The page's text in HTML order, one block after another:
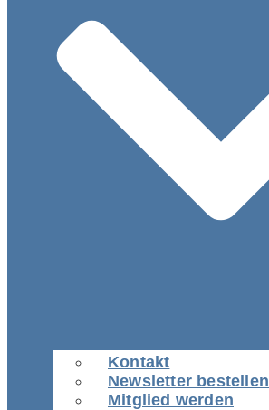
Kontakt
Newsletter bestellen
Mitglied werden